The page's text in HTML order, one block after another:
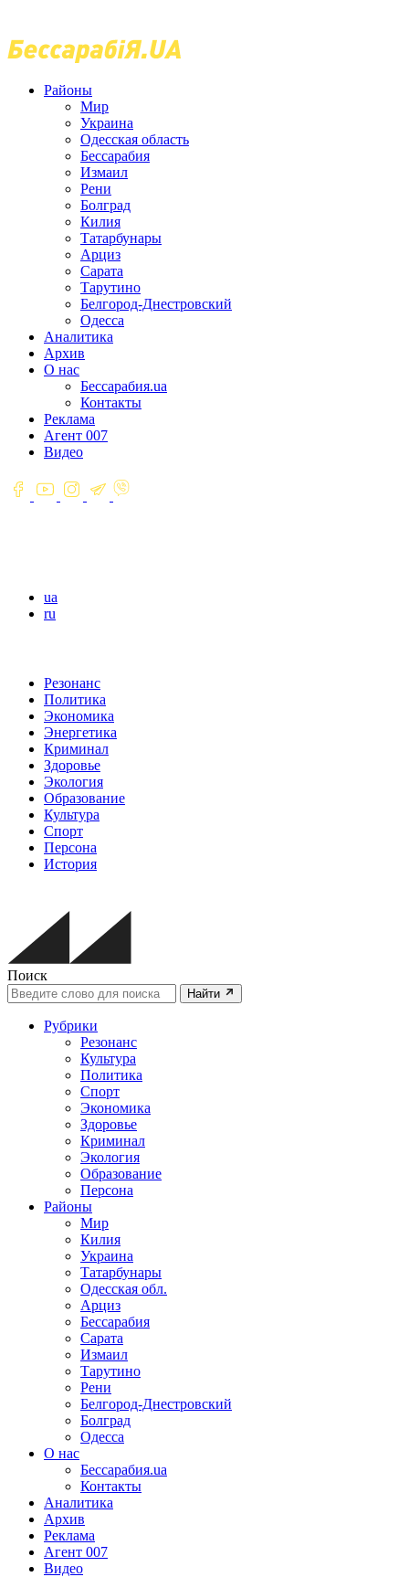
Районы
Мир
Украина
Одесская область
Бессарабия
Измаил
Рени
Болград
Килия
Татарбунары
Арциз
Сарата
Тарутино
Белгород-Днестровский
Одесса
Аналитика
Архив
О нас
Бессарабия.ua
Контакты
Реклама
Агент 007
Видео
ua
ru
Резонанс
Политика
Экономика
Энергетика
Криминал
Здоровье
Экология
Образование
Культура
Спорт
Персона
История
Поиск
Найти
Рубрики
Резонанс
Культура
Политика
Спорт
Экономика
Здоровье
Криминал
Экология
Образование
Персона
Районы
Мир
Килия
Украина
Татарбунары
Одесская обл.
Арциз
Бессарабия
Сарата
Измаил
Тарутино
Рени
Белгород-Днестровский
Болград
Одесса
О нас
Бессарабия.ua
Контакты
Аналитика
Архив
Реклама
Агент 007
Видео